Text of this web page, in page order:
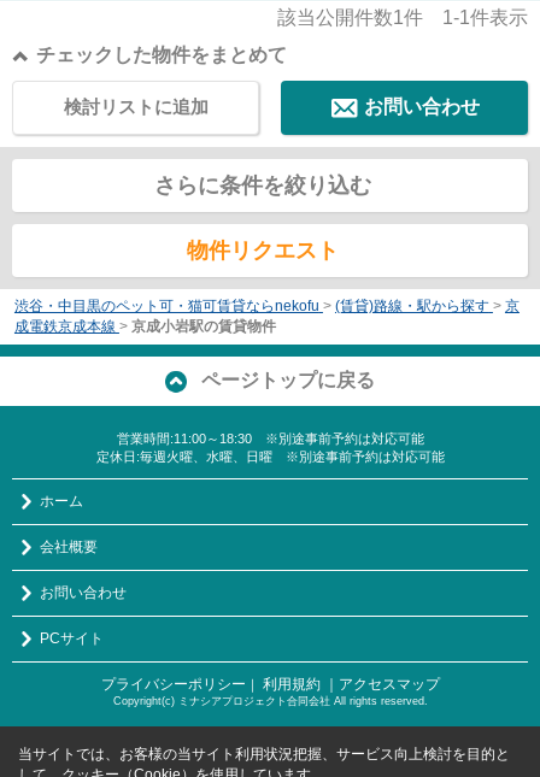
該当公開件数1件 1-1件表示
チェックした物件をまとめて
お問い合わせ
検討リストに追加
さらに条件を絞り込む
物件リクエスト
渋谷・中目黒のペット可・猫可賃貸ならnekofu > (賃貸)路線・駅から探す > 京
成電鉄京成本線 > 京成小岩駅の賃貸物件
ページトップに戻る
営業時間:11:00～18:30 ※別途事前予約は対応可能
定休日:毎週火曜、水曜、日曜 ※別途事前予約は対応可能
ホーム
会社概要
お問い合わせ
PCサイト
プライバシーポリシー ｜ 利用規約 ｜アクセスマップ
Copyright(c) ミナシアプロジェクト合同会社 All rights reserved.
当サイトでは、お客様の当サイト利用状況把握、サービス向上検討を目的と